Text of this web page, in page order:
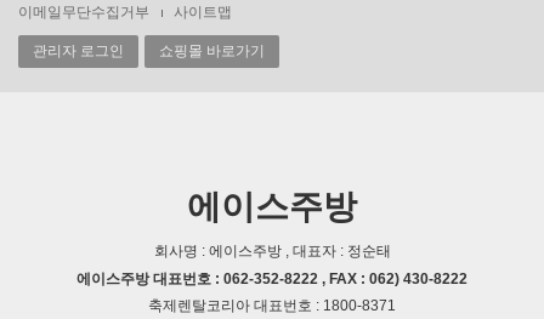
이메일무단수집거부
사이트맵
관리자 로그인 쇼핑몰 바로가기
에이스주방
회사명 : 에이스주방 , 대표자 : 정순태
에이스주방 대표번호 : 062-352-8222 , FAX : 062) 430-8222
축제렌탈코리아 대표번호 : 1800-8371